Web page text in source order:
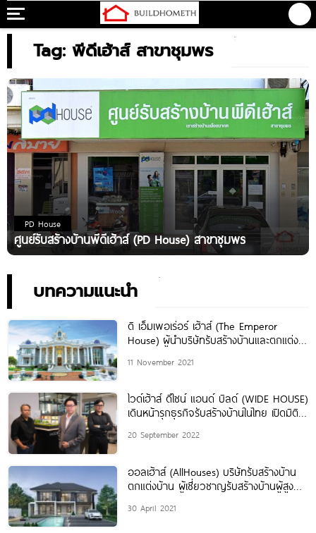
Tag: พีดีเฮ้าส์ สาขาชุมพร
PD House
ศูนย์รับสร้างบ้านพีดีเฮ้าส์ (PD House) สาขาชุมพร
บทความแนะนำ
ดิ เอ็มเพอเร่อร์ เฮ้าส์ (The Emperor
House) ผู้นำบริษัทรับสร้างบ้านและตกแต่ง
11 November 2021
ไวด์เฮ้าส์ ดีไซน์ แอนด์ บิลด์ (WIDE HOUSE)
เดินหน้ารุกธุรกิจรับสร้างบ้านในไทย เปิดมิติ
แบบเติมเต็มทุกไลฟ์สไตล์อย่างแท้จริง
20 September 2022
ออลเฮ้าส์ (AllHouses) บริษัทรับสร้างบ้าน
ตกแต่งบ้าน ผู้เชี่ยวชาญรับสร้างบ้านผู้สูง
30 April 2021